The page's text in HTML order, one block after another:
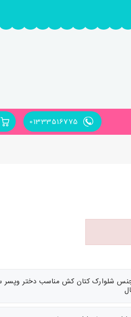
01333516775
شلوارک کتان کش مناسب دختر وپسر